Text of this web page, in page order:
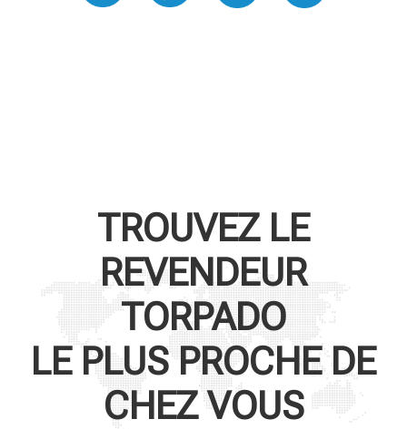
TROUVEZ LE
REVENDEUR
TORPADO
LE PLUS PROCHE DE
CHEZ VOUS